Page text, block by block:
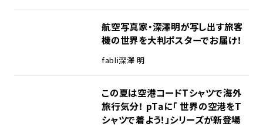
航空写真家・深澤明が写し出す旅客
機の世界を大判ポスターでお届け！
fabli深澤 明
この夏は空港コードTシャツで海外
旅行気分！ pTaに「 世界の空港をT
シャツで着よう！」シリーズが新登場